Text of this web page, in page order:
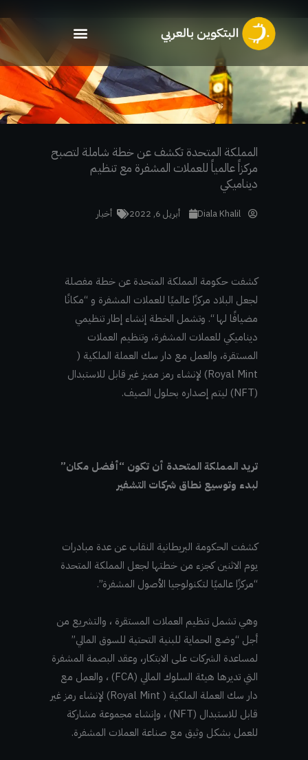
المحتوى
المملكة المتحدة تكشف عن خطة شاملة لتصبح
مركزاً عالمياً للعملات المشفرة مع تنظيم
ديناميكي
Diala Khalil أبريل 6, 2022 أخبار
كشفت حكومة المملكة المتحدة عن خطة مفصلة
لجعل البلاد مركزًا عالميًا للعملات المشفرة و “مكانًا
مضيافًا لها “. وتشمل الخطة إنشاء إطار تنظيمي
ديناميكي للعملات المشفرة، وتنظيم العملات
المستقرة، والعمل مع دار سك العملة الملكية (
Royal Mint) لإنشاء رمز مميز غير قابل للاستبدال
(NFT) ليتم إصداره بحلول الصيف.
تريد المملكة المتحدة أن تكون “أفضل مكان”
لبدء وتوسيع نطاق شركات التشفير
كشفت الحكومة البريطانية النقاب عن عدة مبادرات
يوم الاثنين كجزء من خطتها لجعل المملكة المتحدة
“مركزًا عالميًا لتكنولوجيا الأصول المشفرة”.
وهي تشمل تنظيم العملات المستقرة ، والتشريع من
أجل “وضع الحماية للبنية التحتية للسوق المالي”
لمساعدة الشركات على الابتكار، وعقد البصمة المشفرة
التي تديرها هيئة السلوك المالي (FCA) ، والعمل مع
دار سك العملة الملكية ( Royal Mint) لإنشاء رمز غير
قابل للاستبدال (NFT) ، وإنشاء مجموعة مشاركة
للعمل بشكل وثيق مع صناعة العملات المشفرة.